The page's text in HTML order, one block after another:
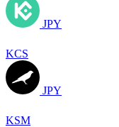
JPY
KCS
JPY
KSM